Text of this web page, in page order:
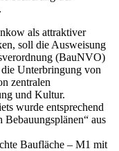
als attraktiver
soll die Ausweisung
(BauNVO)
Unterbringung von
zentralen
und Kultur.
wurde entsprechend
aus
Baufläche – M1 mit